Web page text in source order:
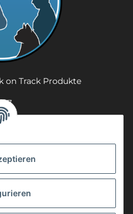
on Track Produkte
7